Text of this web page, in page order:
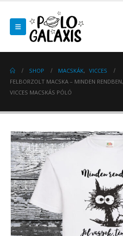
SHOP MACSKÁK,
VICCES
FELBORZOLT MACSKA – MINDEN
VICCES MACSKÁS PÓLÓ